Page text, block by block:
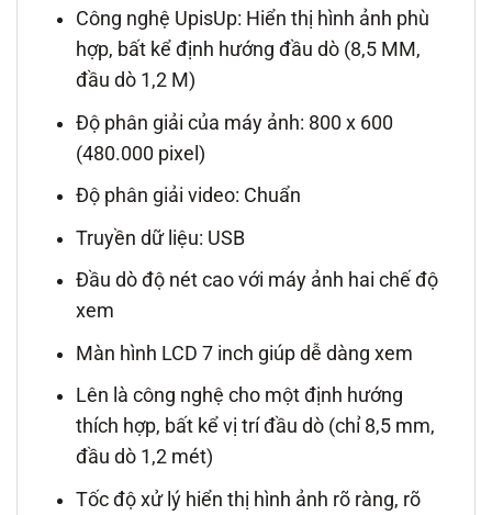
Công nghệ UpisUp: Hiển thị hình ảnh phù
hợp, bất kể định hướng đầu dò (8,5 MM,
đầu dò 1,2 M)
Độ phân giải của máy ảnh: 800 x 600
(480.000 pixel)
Độ phân giải video: Chuẩn
Truyền dữ liệu: USB
Đầu dò độ nét cao với máy ảnh hai chế độ
xem
Màn hình LCD 7 inch giúp dễ dàng xem
Lên là công nghệ cho một định hướng
thích hợp, bất kể vị trí đầu dò (chỉ 8,5 mm,
đầu dò 1,2 mét)
Tốc độ xử lý hiển thị hình ảnh rõ ràng, rõ